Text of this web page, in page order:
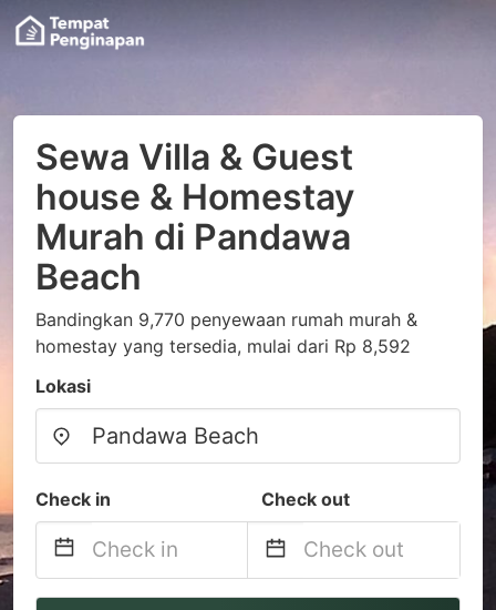
Sewa Villa & Guest
house & Homestay
Murah di Pandawa
Beach
Bandingkan 9,770 penyewaan rumah murah &
homestay yang tersedia, mulai dari Rp 8,592
Lokasi
Check in Check out
Navigate
Navigate